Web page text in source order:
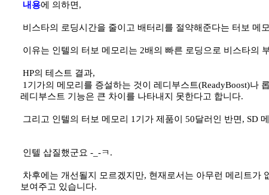
내용에 의하면,
비스타의 로딩시간을 줄이고 배터리를 절약해준다는 터보 메
이유는 인텔의 터보 메모리는 2배의 빠른 로딩으로 비스타의
HP의 테스트 결과,
1기가의 메모리를 증설하는 것이 레디부스트(ReadyBoost)나
레디부스트 기능은 큰 차이를 나타내지 못한다고 합니다.
그리고 인텔의 터보 메모리 1기가 제품이 50달러인 반면, SD
인텔 삽질했군요 -_-ㅋ.
차후에는 개선될지 모르겠지만, 현재로서는 아무런 메리트가
보여주고 있습니다.